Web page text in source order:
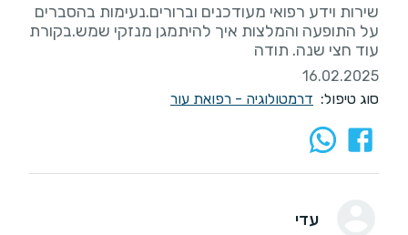
שירות וידע רפואי מעודכנים וברורים.נעימות בהסברים
על התופעה והמלצות איך להיתמגן מנזקי שמש.בקורת
עוד חצי שנה. תודה
16.02.2025
סוג טיפול: דרמטולוגיה - רפואת עור
עדי